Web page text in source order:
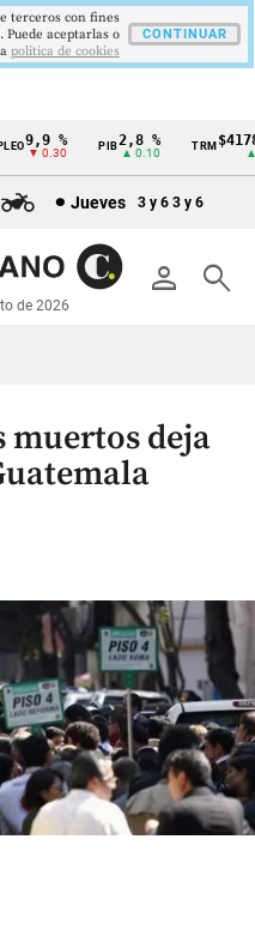
9,9 %
▼ 0.30
PIB2,8 %
▲ 0.10
TRM
▲
Jueves 3 y 6 3 y 6
person search
de 2026
muertos deja
terceros con fines
aceptarlas o
politica de cookies
CONTINUAR